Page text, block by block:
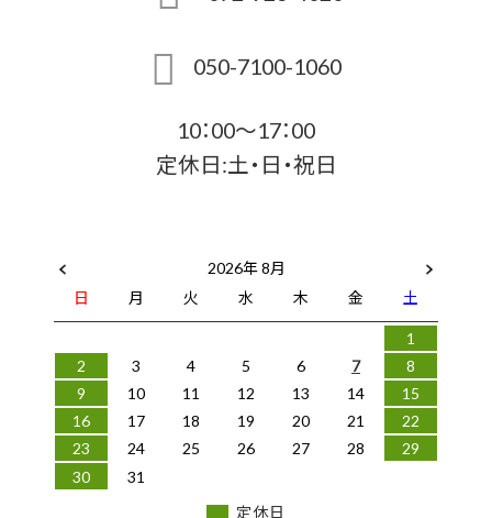
050-7100-1060
10：00～17：00
定休日:土・日・祝日
2026年 8月
日
月 火 水 木 金
土
1
2
3 4 5 6 7
8
9
10 11 12 13 14
15
16
17 18 19 20 21
22
23
24 25 26 27 28
29
30
31
定休日